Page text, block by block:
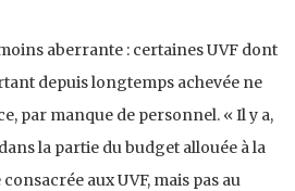
aberrante : certaines UVF dont
depuis longtemps achevée ne
par manque de personnel. « Il y a,
la partie du budget allouée à la
aux UVF, mais pas au